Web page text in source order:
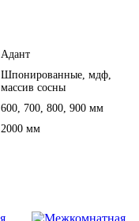
Адант
Шпонированные, мдф,
массив сосны
600, 700, 800, 900 мм
2000 мм